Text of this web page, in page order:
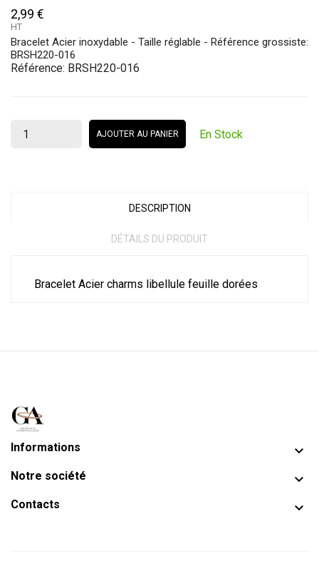
2,99 €
HT
Bracelet Acier inoxydable - Taille réglable - Référence grossiste:
BRSH220-016
Référence: BRSH220-016
AJOUTER AU PANIER En Stock
DESCRIPTION
DÉTAILS DU PRODUIT
Bracelet Acier charms libellule feuille dorées
Informations 
Notre société 
Contacts 